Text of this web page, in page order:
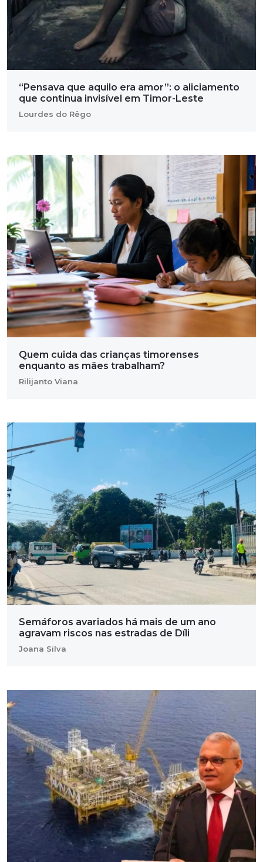
“Pensava que aquilo era amor”: o aliciamento
que continua invisível em Timor-Leste
Lourdes do Rêgo
Quem cuida das crianças timorenses
enquanto as mães trabalham?
Rilijanto Viana
Semáforos avariados há mais de um ano
agravam riscos nas estradas de Díli
Joana Silva